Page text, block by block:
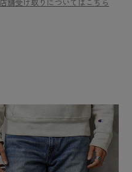
舗受け取りについてはこちら